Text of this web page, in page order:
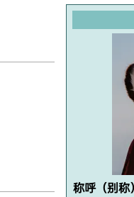
称呼（别称）